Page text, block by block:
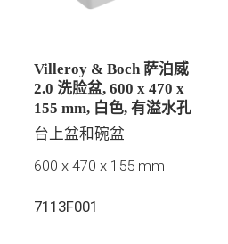
Villeroy & Boch 萨泊威
2.0 洗脸盆, 600 x 470 x
155 mm, 白色, 有溢水孔
台上盆和碗盆
600 x 470 x 155 mm
7113F001